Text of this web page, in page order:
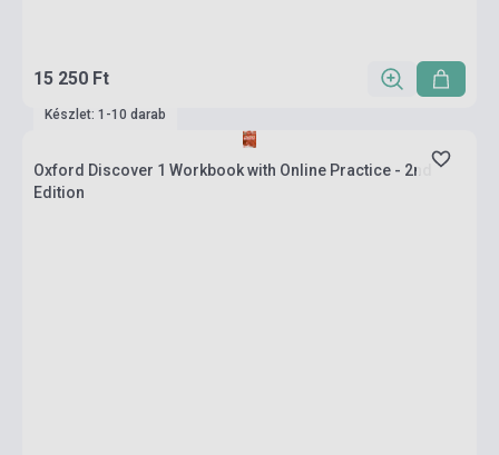
15 250 Ft
Készlet: 1-10 darab
Oxford Discover 1 Workbook with Online Practice - 2nd
Edition